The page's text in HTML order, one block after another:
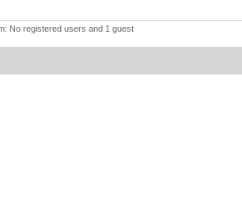
No registered users and 1 guest